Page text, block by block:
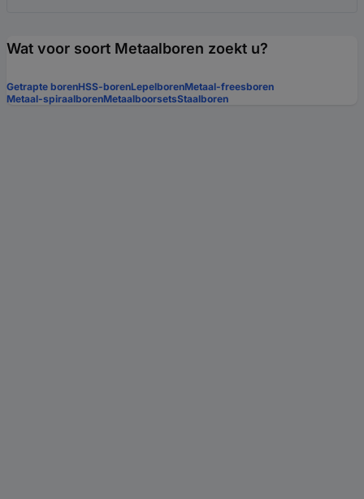
Wat voor soort Metaalboren zoekt u?
Getrapte borenHSS-borenLepelborenMetaal-freesboren
Metaal-spiraalborenMetaalboorsetsStaalboren